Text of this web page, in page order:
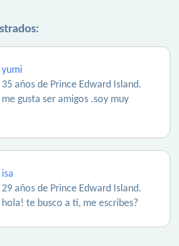
yumi
35 años de Prince Edward Island.
me gusta ser amigos .soy muy
isa
29 años de Prince Edward Island.
hola! te busco a ti, me escribes?